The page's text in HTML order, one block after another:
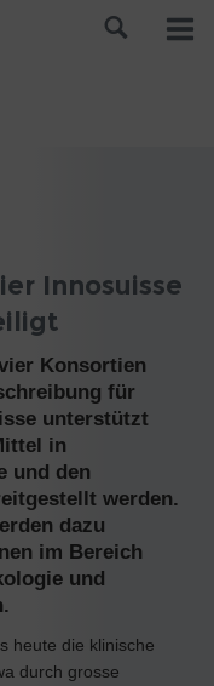
Innosuisse
Konsortien
für
unterstützt
in
und den
werden.
dazu
im Bereich
und
heute die klinische
durch grosse